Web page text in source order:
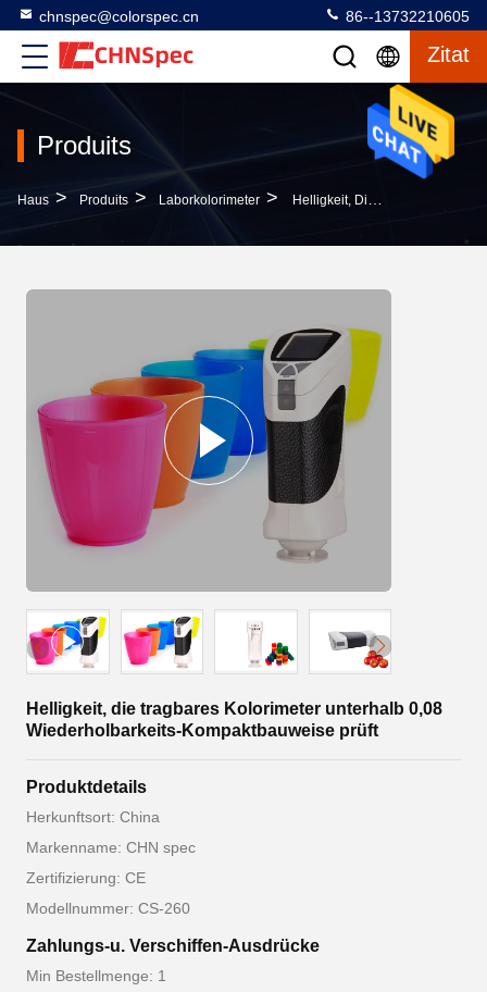
chnspec@colorspec.cn 86--13732210605
Zitat
Produits
Haus > Produits > Laborkolorimeter > Helligkeit, Die Tragbares Kolorimeter Unterhalb 0,08 Wiederholbarkeits-Kompaktbauweise Prüft
Helligkeit, die tragbares Kolorimeter unterhalb 0,08
Wiederholbarkeits-Kompaktbauweise prüft
Produktdetails
Herkunftsort: China
Markenname: CHN spec
Zertifizierung: CE
Modellnummer: CS-260
Zahlungs-u. Verschiffen-Ausdrücke
Min Bestellmenge: 1